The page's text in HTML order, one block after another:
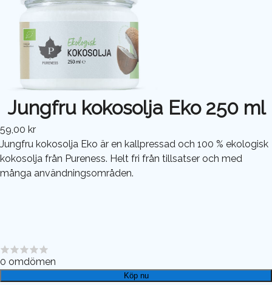
Jungfru kokosolja Eko 250 ml
59,00 kr
Jungfru kokosolja Eko är en kallpressad och 100 % ekologisk
kokosolja från Pureness. Helt fri från tillsatser och med
många användningsområden.
0 omdömen
Köp nu